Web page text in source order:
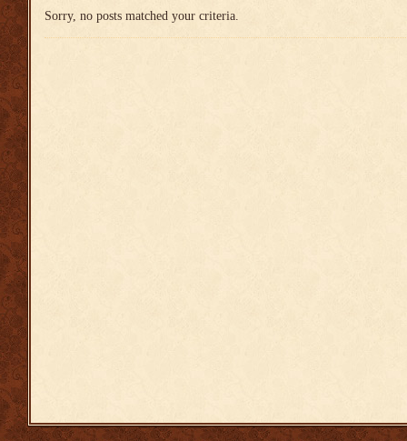
Sorry, no posts matched your criteria.